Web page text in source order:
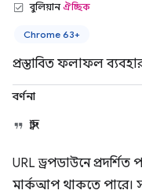
বুলিয়ানঐচ্ছিক
Chrome 63+
প্রস্তাবিত ফলাফল
বর্ণনা
স্ট্রিং
URL ড্রপডাউনে প্রদর্শিত
মার্কআপ থাকতে পারে।